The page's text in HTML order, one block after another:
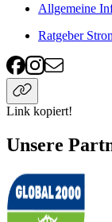
Allgemeine
Ratgeber
Link kopiert!
Unsere